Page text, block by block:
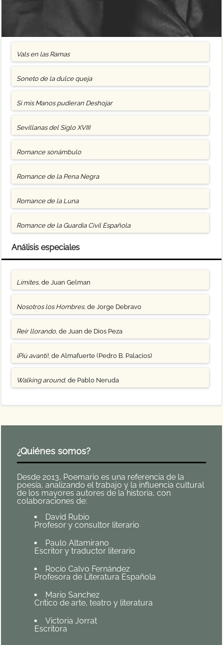
Vals en las Ramas
Soneto de la dulce queja
Si mis Manos pudieran Deshojar
Sevillanas del Siglo XVIII
Romance sonámbulo
Romance de la Pena Negra
Romance de la Luna
Romance de la Guardia Civil Española
Análisis especiales
Límites, de Juan Gelman
Nosotros los Hombres, de Jorge Debravo
Reír llorando, de Juan de Dios Peza
¡Più avanti!, de Almafuerte (Pedro B. Palacios)
Walking around, de Pablo Neruda
¿Quiénes somos?
Desde 2013, Poemario es una referencia de la
poesía, analizando el trabajo y la influencia cultural
de los mayores autores de la historia, con
colaboraciones de:
David Rubio
Profesor y consultor literario
Paulo Altamirano
Escritor y traductor literario
Rocío Calvo Fernández
Profesora de Literatura Española
Mario Sanchez
Crítico de arte, teatro y literatura
Victoria Jorrat
Escritora